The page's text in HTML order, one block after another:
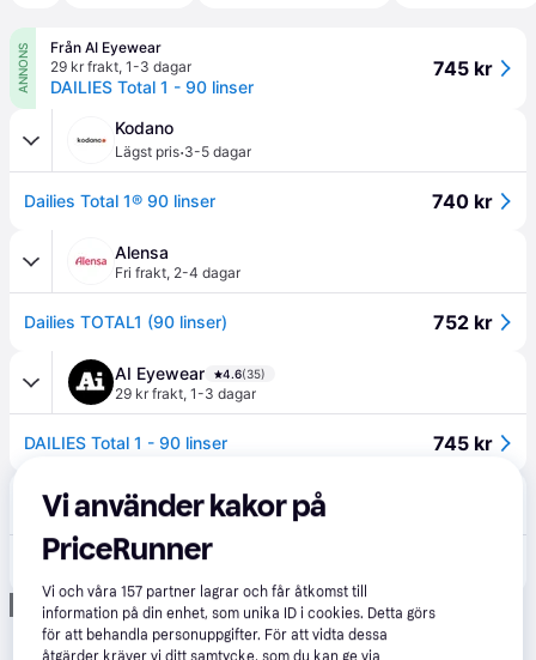
ANNONS
Från AI Eyewear
29 kr frakt, 1-3 dagar
DAILIES Total 1 - 90 linser
745 kr
Kodano
Lägst pris·3-5 dagar
Dailies Total 1® 90 linser 740 kr
Alensa
Fri frakt, 2-4 dagar
Dailies TOTAL1 (90 linser) 752 kr
AI Eyewear 4.6(35)
29 kr frakt, 1-3 dagar
DAILIES Total 1 - 90 linser 745 kr
ExtraOptical
Fri frakt
Dailies Total 1 90 st
Annons
Vi använder kakor på
PriceRunner
Vi och våra157 partner lagrar och får åtkomst till
information på din enhet, som unika ID i cookies. Detta görs
för att behandla personuppgifter. För att vidta dessa